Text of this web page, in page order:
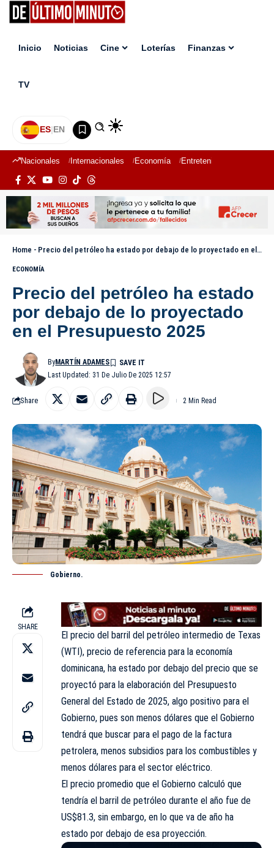
Inicio Noticias Cine Loterías Finanzas
TV
ES|EN
Nacionales Internacionales Economía Entretenimiento
Home - Precio del petróleo ha estado por debajo de lo proyectado en el Presupuesto 2025
ECONOMÍA
Precio del petróleo ha estado
por debajo de lo proyectado
en el Presupuesto 2025
Last Updated: 31 De Julio De 2025 12:57
ByMARTÍN ADAMES
Share 2 Min Read
Gobierno.
SHARE
El precio del barril del petróleo intermedio de Texas
(WTI), precio de referencia para la economía
dominicana, ha estado por debajo del precio que se
proyectó para la elaboración del Presupuesto
General del Estado de 2025, algo positivo para el
Gobierno, pues son menos dólares que el Gobierno
tendrá que buscar para el pago de la factura
petrolera, menos subsidios para los combustibles y
menos dólares para el sector eléctrico.
El precio promedio que el Gobierno calculó que
tendría el barril de petróleo durante el año fue de
US$81.3, sin embargo, en lo que va de año ha
estado por debajo de esa proyección.